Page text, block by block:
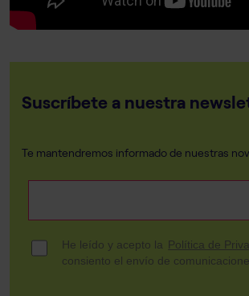
Suscríbete a nuestra
Te mantendremos informado de nuestras